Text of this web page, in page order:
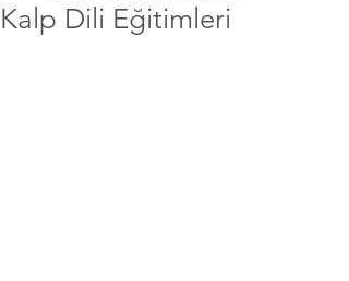
Kalp Dili Eğitimleri